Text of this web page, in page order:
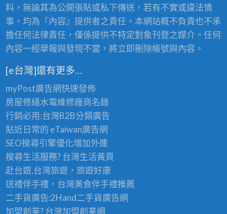
料，無論其為公開張貼或私下傳送，若有不實或違法情
事，均為『內容』提供者之責任，本網站概不負責也不承
擔任何法律責任，僅係提供不特定對象刊登之媒介。任何
內容一經舉報與發現不當，將立即刪除帳號與內容。
[e台灣]還有更多…
myPost廣告網快速發佈
房屋修繕水電維修廠商名錄
行銷必用:台灣B2B分類廣告
貼近日常的 eTaiwan廣告網
SEO搜尋引擎優化增加外連
搜尋生活服務? 台灣生活黃頁
赴台遊,台灣旅遊，旅遊好康
送禮伴手禮，台灣美食伴手禮推薦
二手貨廣告:2Hand二手貨廣告網
加盟創業? 台灣加盟創業網